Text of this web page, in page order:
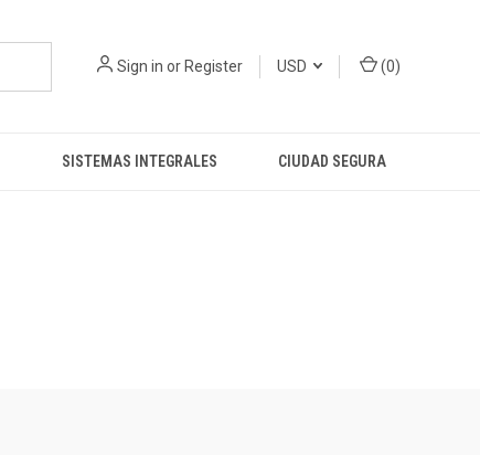
Sign in orRegister USD (0)
SISTEMAS INTEGRALES CIUDAD SEGURA